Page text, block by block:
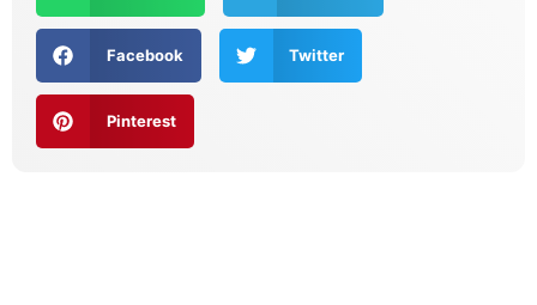
Facebook Twitter
Pinterest